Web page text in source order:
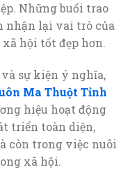
Những buổi trao
nhận lại vai trò của
hội tốt đẹp hơn.
sự kiện ý nghĩa,
Ma Thuột Tỉnh
hiệu hoạt động
triển toàn diện,
còn trong việc nuôi
xã hội.